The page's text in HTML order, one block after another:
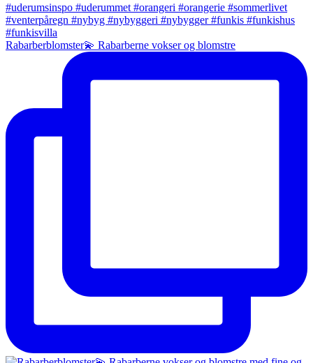
Rabarberblomster💫 Rabarberne vokser og blomstre